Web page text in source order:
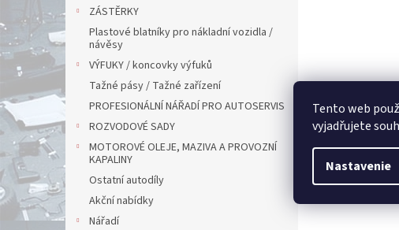
Tento web
vyjadřujete
Nastavenie
ZÁSTĚRKY
Plastové blatníky pro nákladní vozidla /
návěsy
VÝFUKY / koncovky výfuků
Tažné pásy / Tažné zařízení
PROFESIONÁLNÍ NÁŘADÍ PRO AUTOSERVIS
ROZVODOVÉ SADY
MOTOROVÉ OLEJE, MAZIVA A PROVOZNÍ
KAPALINY
Ostatní autodíly
Akční nabídky
Nářadí